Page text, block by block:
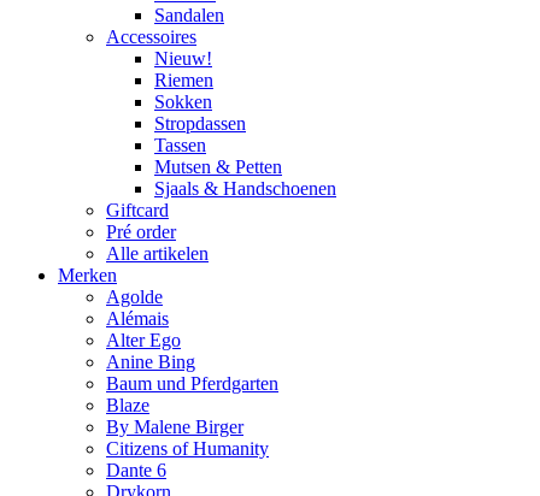
Sandalen
Accessoires
Nieuw!
Riemen
Sokken
Stropdassen
Tassen
Mutsen & Petten
Sjaals & Handschoenen
Giftcard
Pré order
Alle artikelen
Merken
Agolde
Alémais
Alter Ego
Anine Bing
Baum und Pferdgarten
Blaze
By Malene Birger
Citizens of Humanity
Dante 6
Drykorn